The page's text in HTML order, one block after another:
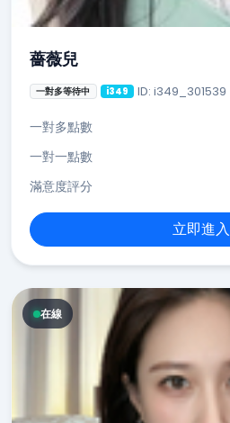
薔薇兒
一對多等待中 i349 ID: i349_301539
一對多點數
一對一點數
滿意度評分
立即進入
在線